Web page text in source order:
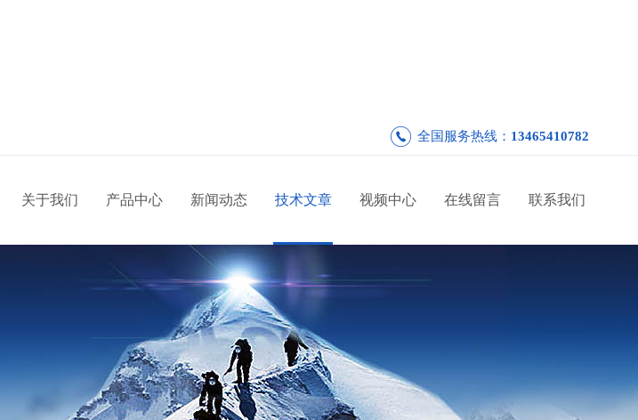
全国服务热线： 13465410782
关于我们 产品中心 新闻动态 技术文章 视频中心 在线留言 联系我们